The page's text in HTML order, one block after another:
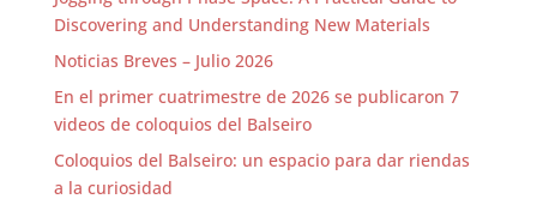
Discovering and Understanding New Materials
Noticias Breves – Julio 2026
En el primer cuatrimestre de 2026 se publicaron 7
videos de coloquios del Balseiro
Coloquios del Balseiro: un espacio para dar riendas
a la curiosidad